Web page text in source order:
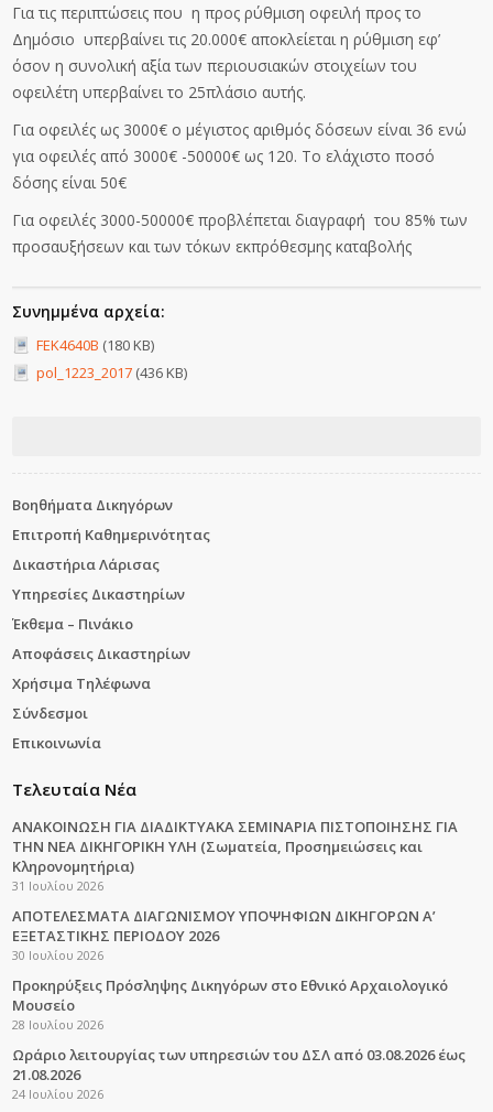
Για τις περιπτώσεις που η προς ρύθμιση οφειλή προς το
Δημόσιο υπερβαίνει τις 20.000€ αποκλείεται η ρύθμιση εφ’
όσον η συνολική αξία των περιουσιακών στοιχείων του
οφειλέτη υπερβαίνει το 25πλάσιο αυτής.
Για οφειλές ως 3000€ ο μέγιστος αριθμός δόσεων είναι 36 ενώ
για οφειλές από 3000€ -50000€ ως 120. Το ελάχιστο ποσό
δόσης είναι 50€
Για οφειλές 3000-50000€ προβλέπεται διαγραφή του 85% των
προσαυξήσεων και των τόκων εκπρόθεσμης καταβολής
Συνημμένα αρχεία:
FEK4640B (180 KB)
pol_1223_2017 (436 KB)
Βοηθήματα Δικηγόρων
Επιτροπή Καθημερινότητας
Δικαστήρια Λάρισας
Υπηρεσίες Δικαστηρίων
Έκθεμα – Πινάκιο
Αποφάσεις Δικαστηρίων
Χρήσιμα Τηλέφωνα
Σύνδεσμοι
Επικοινωνία
Τελευταία Νέα
ΑΝΑΚΟΙΝΩΣΗ ΓΙΑ ΔΙΑΔΙΚΤΥΑΚΑ ΣΕΜΙΝΑΡΙΑ ΠΙΣΤΟΠΟΙΗΣΗΣ ΓΙΑ
ΤΗΝ ΝΕΑ ΔΙΚΗΓΟΡΙΚΗ ΥΛΗ (Σωματεία, Προσημειώσεις και
Κληρονομητήρια)
31 Ιουλίου 2026
ΑΠΟΤΕΛΕΣΜΑΤΑ ΔΙΑΓΩΝΙΣΜΟΥ ΥΠΟΨΗΦΙΩΝ ΔΙΚΗΓΟΡΩΝ Α’
ΕΞΕΤΑΣΤΙΚΗΣ ΠΕΡΙΟΔΟΥ 2026
30 Ιουλίου 2026
Προκηρύξεις Πρόσληψης Δικηγόρων στο Εθνικό Αρχαιολογικό
Μουσείο
28 Ιουλίου 2026
Ωράριο λειτουργίας των υπηρεσιών του ΔΣΛ από 03.08.2026 έως
21.08.2026
24 Ιουλίου 2026